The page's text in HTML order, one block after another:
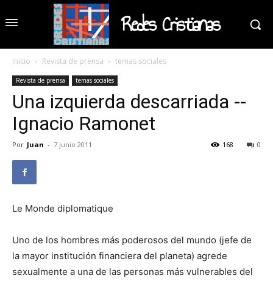
Redes Cristianas
Inicio Revista de prensa temas sociales
Revista de prensa temas sociales
Una izquierda descarriada --
Ignacio Ramonet
Por Juan - 7 junio 2011 0
168
Le Monde diplomatique
Uno de los hombres más poderosos del mundo (jefe de
la mayor institución financiera del planeta) agrede
sexualmente a una de las personas más vulnerables del